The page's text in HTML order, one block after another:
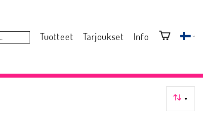
Tuotteet Tarjoukset Info
▼